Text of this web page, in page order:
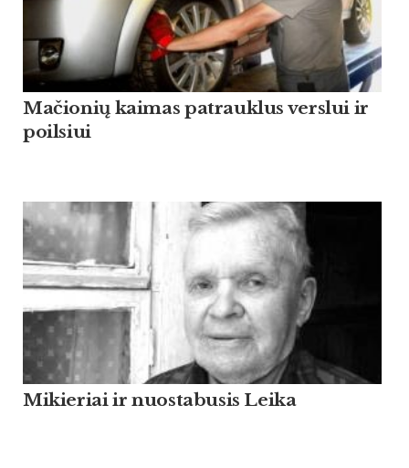
Mačionių kaimas patrauklus verslui ir
poilsiui
Mikieriai ir nuostabusis Leika